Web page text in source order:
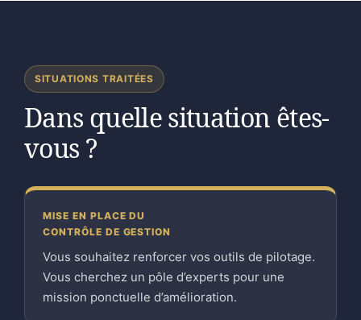
SITUATIONS TRAITÉES
Dans quelle situation êtes-
vous ?
MISE EN PLACE DU
CONTRÔLE DE GESTION
Vous souhaitez renforcer vos outils de pilotage.
Vous cherchez un pôle d’experts pour une
mission ponctuelle d’amélioration.